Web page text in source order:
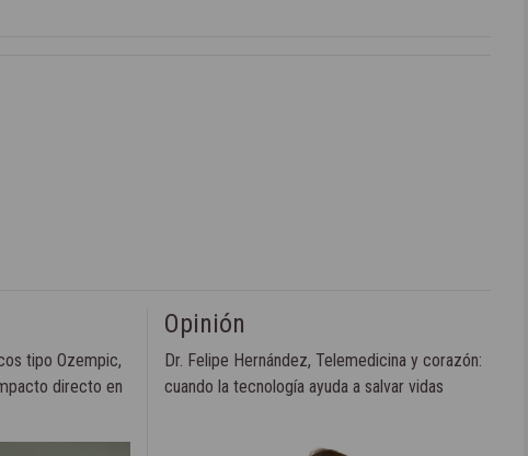
tipo Ozempic,
directo en
Opinión
Dr. Felipe Hernández, Telemedicina y corazón:
cuando la tecnología ayuda a salvar vidas